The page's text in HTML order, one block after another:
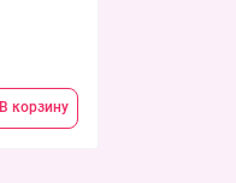
В корзину